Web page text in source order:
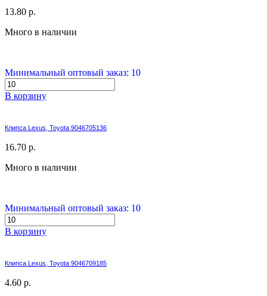
13.80 р.
Много в наличии
Минимальный оптовый заказ: 10
В корзину
Клипса Lexus, Toyota 9046705136
16.70 р.
Много в наличии
Минимальный оптовый заказ: 10
В корзину
Клипса Lexus, Toyota 9046709185
4.60 р.